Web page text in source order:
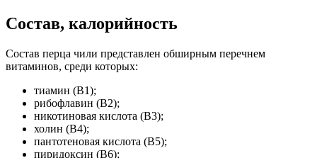
Состав, калорийность
Состав перца чили представлен обширным перечнем
витаминов, среди которых:
тиамин (B1);
рибофлавин (B2);
никотиновая кислота (B3);
холин (B4);
пантотеновая кислота (B5);
пиридоксин (B6);